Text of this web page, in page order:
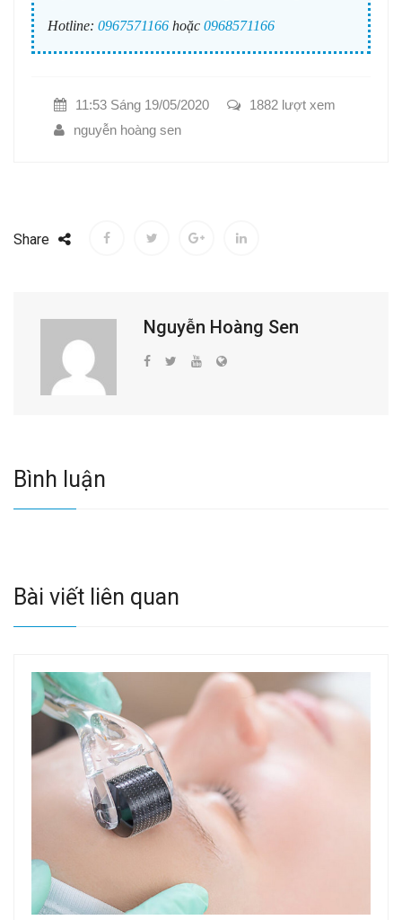
Hotline: 0967571166 hoặc 0968571166
11:53 Sáng 19/05/2020
1882 lượt xem
nguyễn hoàng sen
Share
Nguyễn Hoàng Sen
Bình luận
Bài viết liên quan